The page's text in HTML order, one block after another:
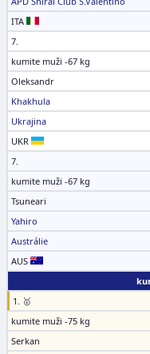
ITA
7.
kumite muži -67 kg
Oleksandr
Khakhula
Ukrajina
UKR
7.
kumite muži -67 kg
Tsuneari
Yahiro
Austrálie
AUS
1. 🥇
kumite muži -75 kg
Serkan